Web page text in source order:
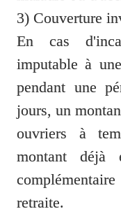
3) Couverture
En cas
imputable à
pendant une
jours, un
ouvriers à
montant déjà
retraite.